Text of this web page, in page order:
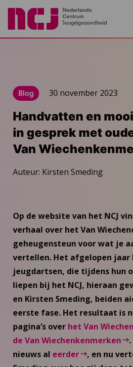
Blog 30 november 2023
Handvatten en
in gesprek met
Van
Auteur: Kirsten Smeding
Op de website van het NCJ
verhaal over het Van
geheugensteun voor wat je
vertellen. Het afgelopen jaar
jeugdartsen, die tijdens hun
liepen bij het NCJ, hieraan
en Kirsten Smeding, beiden
eerste fase. Het resultaat is
pagina’s over het Van
de Van Wiechenkenmerken
nieuws al eerder
, en nu